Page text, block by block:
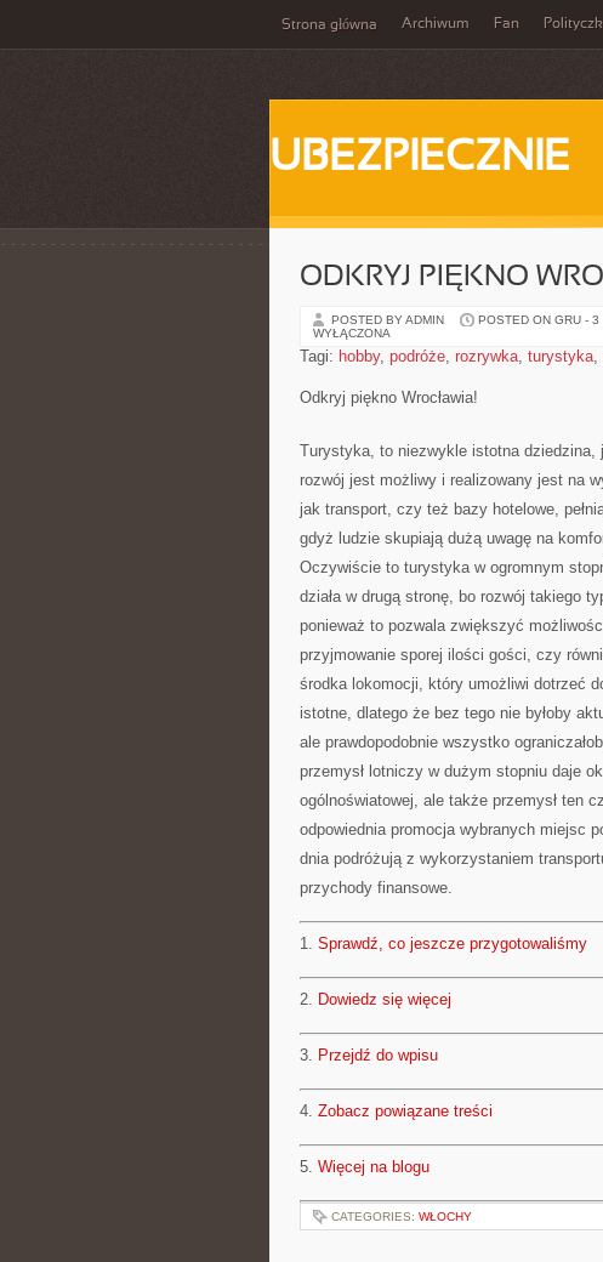
Strona główna Archiwum Fan
UBEZPIECZNIE
ODKRYJ PIĘKNO
POSTED BY ADMIN POSTED ON GRU - 3
WYŁĄCZONA
Tagi: hobby, podróże, rozrywka, turystyka,
Odkryj piękno Wrocławia!
Turystyka, to niezwykle istotna dziedzina,
rozwój jest możliwy i realizowany jest na
jak transport, czy też bazy hotelowe,
gdyż ludzie skupiają dużą uwagę na
Oczywiście to turystyka w ogromnym
działa w drugą stronę, bo rozwój takiego
ponieważ to pozwala zwiększyć
przyjmowanie sporej ilości gości, czy
środka lokomocji, który umożliwi dotrzeć
istotne, dlatego że bez tego nie byłoby
ale prawdopodobnie wszystko
przemysł lotniczy w dużym stopniu daje
ogólnoświatowej, ale także przemysł ten
odpowiednia promocja wybranych miejsc
dnia podróżują z wykorzystaniem
przychody finansowe.
1. Sprawdź, co jeszcze przygotowaliśmy
2. Dowiedz się więcej
3. Przejdź do wpisu
4. Zobacz powiązane treści
5. Więcej na blogu
CATEGORIES: WŁOCHY